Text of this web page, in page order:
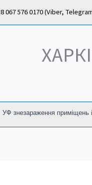
576 0170 (Viber,
УФ знезараження приміщень